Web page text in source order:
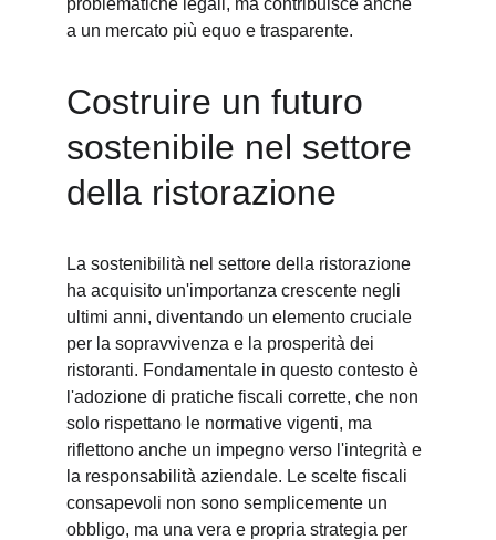
problematiche legali, ma contribuisce anche
a un mercato più equo e trasparente.
Costruire un futuro
sostenibile nel settore
della ristorazione
La sostenibilità nel settore della ristorazione
ha acquisito un'importanza crescente negli
ultimi anni, diventando un elemento cruciale
per la sopravvivenza e la prosperità dei
ristoranti. Fondamentale in questo contesto è
l'adozione di pratiche fiscali corrette, che non
solo rispettano le normative vigenti, ma
riflettono anche un impegno verso l'integrità e
la responsabilità aziendale. Le scelte fiscali
consapevoli non sono semplicemente un
obbligo, ma una vera e propria strategia per